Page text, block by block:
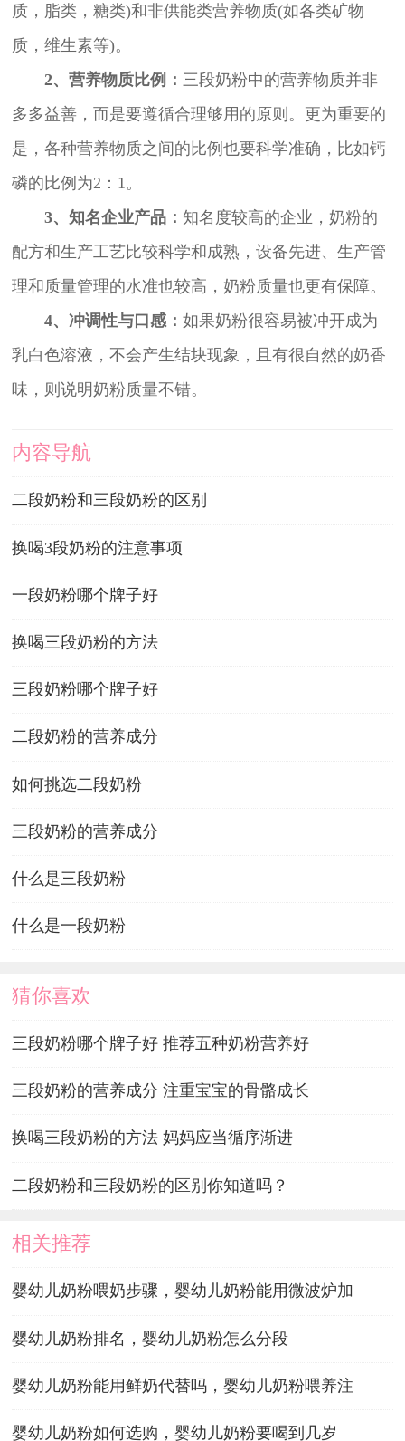
质，脂类，糖类)和非供能类营养物质(如各类矿物
质，维生素等)。
2、营养物质比例： 三段奶粉中的营养物质并非
多多益善，而是要遵循合理够用的原则。更为重要的
是，各种营养物质之间的比例也要科学准确，比如钙
磷的比例为2：1。
3、知名企业产品： 知名度较高的企业，奶粉的
配方和生产工艺比较科学和成熟，设备先进、生产管
理和质量管理的水准也较高，奶粉质量也更有保障。
4、冲调性与口感： 如果奶粉很容易被冲开成为
乳白色溶液，不会产生结块现象，且有很自然的奶香
味，则说明奶粉质量不错。
内容导航
二段奶粉和三段奶粉的区别
换喝3段奶粉的注意事项
一段奶粉哪个牌子好
换喝三段奶粉的方法
三段奶粉哪个牌子好
二段奶粉的营养成分
如何挑选二段奶粉
三段奶粉的营养成分
什么是三段奶粉
什么是一段奶粉
猜你喜欢
三段奶粉哪个牌子好 推荐五种奶粉营养好
三段奶粉的营养成分 注重宝宝的骨骼成长
换喝三段奶粉的方法 妈妈应当循序渐进
二段奶粉和三段奶粉的区别你知道吗？
相关推荐
婴幼儿奶粉喂奶步骤，婴幼儿奶粉能用微波炉加
婴幼儿奶粉排名，婴幼儿奶粉怎么分段
婴幼儿奶粉能用鲜奶代替吗，婴幼儿奶粉喂养注
婴幼儿奶粉如何选购，婴幼儿奶粉要喝到几岁